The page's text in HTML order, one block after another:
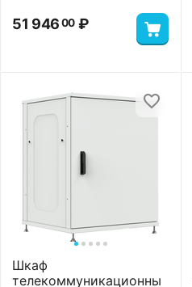
телекоммуникационны
й напольный
ШТНП-18U-800-1000-С-
RAL7035
0.0